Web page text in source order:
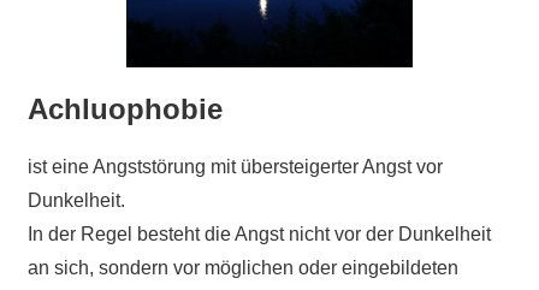
Achluophobie
ist eine Angststörung mit übersteigerter Angst vor
Dunkelheit.
In der Regel besteht die Angst nicht vor der Dunkelheit
an sich, sondern vor möglichen oder eingebildeten